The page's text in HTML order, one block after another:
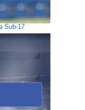
Sub-17